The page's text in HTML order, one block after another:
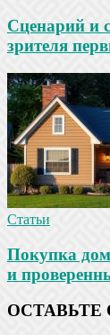
Сценарий и
зрителя
Статьи
Покупка
и
ОСТАВЬТЕ